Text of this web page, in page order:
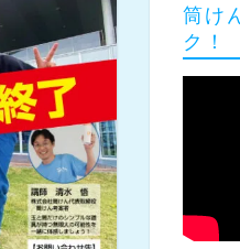
筒け
ク！